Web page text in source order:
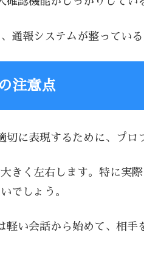
通報システムが整ってい
注意点
に表現するために、プロ
きく左右します。特に実
でしょう。
軽い会話から始めて、相